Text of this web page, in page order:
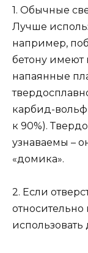
1. Обычные
Лучше
например,
бетону имеют
напаянные
карбид-
к 90%).
узнаваемы –
«домика».
2. Если
использовать